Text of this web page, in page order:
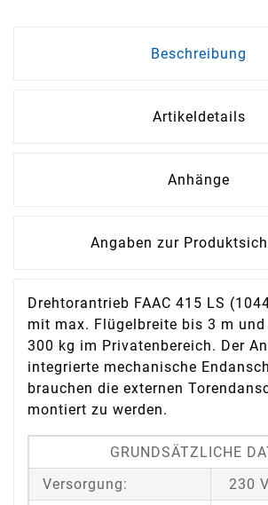
Beschreibung
Artikeldetails
Anhänge
Angaben zur
Drehtorantrieb FAAC 415 LS
mit max. Flügelbreite bis 3 m
300 kg im Privatenbereich. Der
integrierte mechanische
brauchen die externen
montiert zu werden.
GRUNDSÄTZLICHE
Versorgung:
230 V